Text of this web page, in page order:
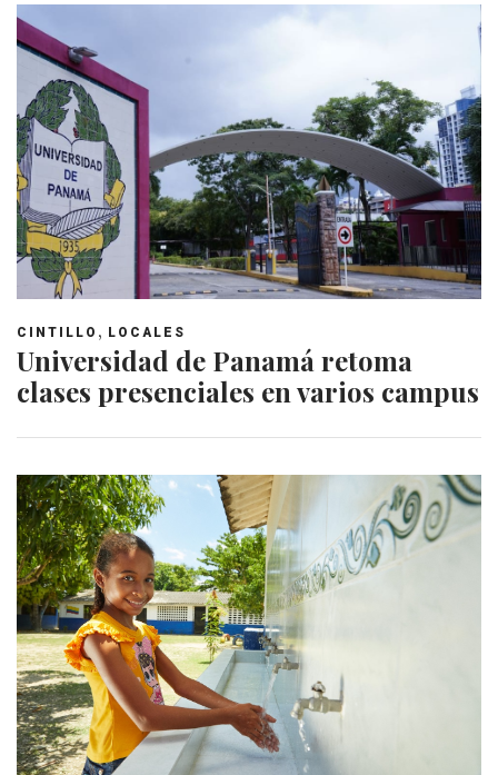
CINTILLO , LOCALES
Universidad de Panamá retoma
clases presenciales en varios campus